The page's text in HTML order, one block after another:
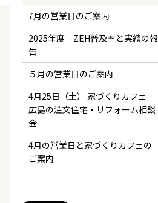
7月の営業日のご案内
2025年度 ZEH普及率と実績の報
告
５月の営業日のご案内
4月25日（土） 家づくりカフェ｜
広島の注文住宅・リフォーム相談
会
4月の営業日と家づくりカフェの
ご案内